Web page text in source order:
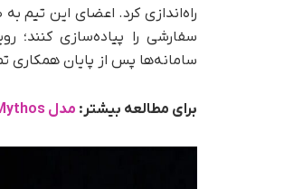
راه‌اندازی کرد. اعضای این
سفارشی را پیاده‌سازی کنند؛
سامانه‌ها پس از پایان همکاری
برای مطالعه بیشتر: مدل Mythos ضعف‌های سیستم‌های دولتی آمریکا را کشف کرد